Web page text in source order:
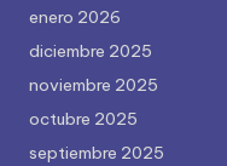
enero 2026
diciembre 2025
noviembre 2025
octubre 2025
septiembre 2025